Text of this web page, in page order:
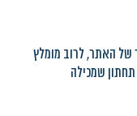
של האתר, לרוב מומלץ
שמכילה